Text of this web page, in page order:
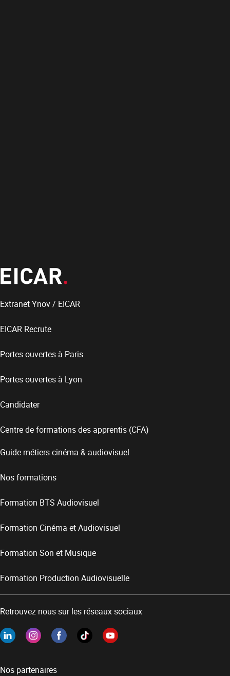
Extranet Ynov / EICAR
EICAR Recrute
Portes ouvertes à Paris
Portes ouvertes à Lyon
Candidater
Centre de formations des apprentis (CFA)
Guide métiers cinéma & audiovisuel
Nos formations
Formation BTS Audiovisuel
Formation Cinéma et Audiovisuel
Formation Son et Musique
Formation Production Audiovisuelle
Retrouvez nous sur les réseaux sociaux
Nos partenaires